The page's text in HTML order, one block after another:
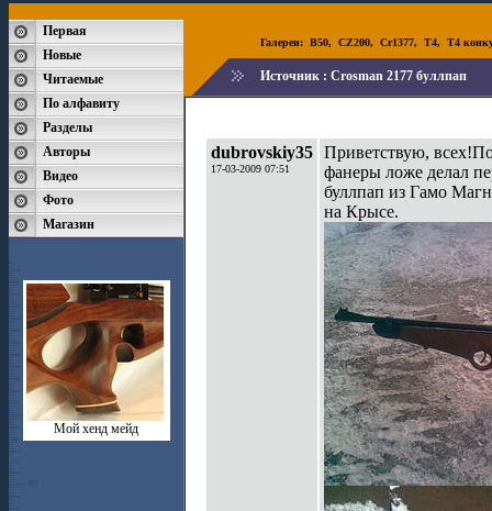
Первая
Новые
Читаемые
По алфавиту
Разделы
Авторы
Видео
Фото
Магазин
Мой хенд мейд
Галереи: B50, CZ200, Cr1377, T4, T4
Источник : Crosman 2177 буллпап
dubrovskiy35
17-03-2009 07:51
Приветствую,
фанеры ложе делал
буллпап из Гамо
на Крысе.